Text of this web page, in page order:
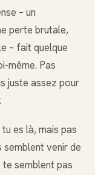
– un
perte brutale,
– fait quelque
même. Pas
juste assez pour
es là, mais pas
semblent venir de
te semblent pas